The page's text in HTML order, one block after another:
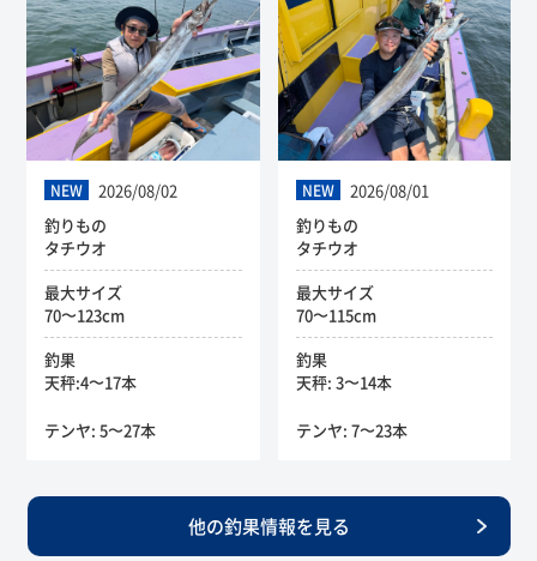
NEW
2026/08/02
釣りもの
タチウオ
最大サイズ
70〜123cm
釣果
天秤:4〜17本
テンヤ: 5〜27本
NEW
2026/08/01
釣りもの
タチウオ
最大サイズ
70〜115cm
釣果
天秤: 3〜14本
テンヤ: 7〜23本
他の釣果情報を見る